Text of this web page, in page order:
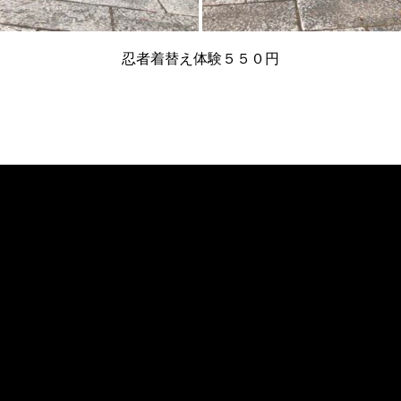
忍者着替え体験５５０円